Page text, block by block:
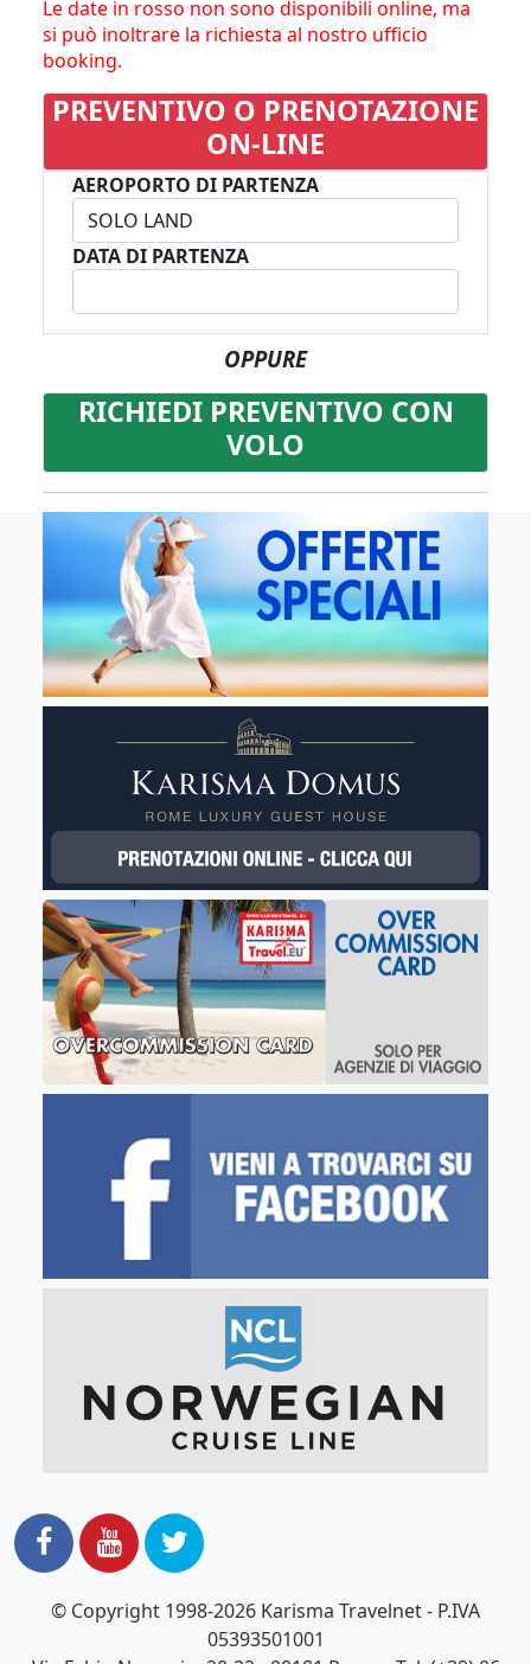
Le date in rosso non sono disponibili online, ma
si può inoltrare la richiesta al nostro ufficio
booking.
PREVENTIVO O PRENOTAZIONE
ON-LINE
AEROPORTO DI PARTENZA
DATA DI PARTENZA
OPPURE
RICHIEDI PREVENTIVO CON
VOLO
© Copyright 1998-2026 Karisma Travelnet - P.IVA
05393501001